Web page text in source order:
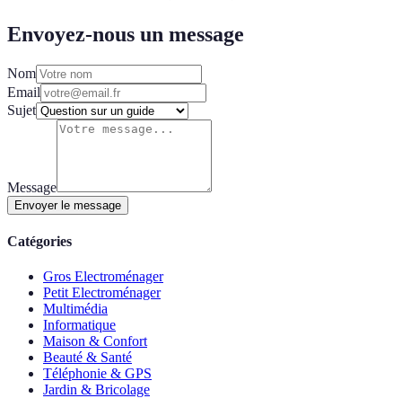
Envoyez-nous un message
Nom
Email
Sujet
Message
Envoyer le message
Catégories
Gros Electroménager
Petit Electroménager
Multimédia
Informatique
Maison & Confort
Beauté & Santé
Téléphonie & GPS
Jardin & Bricolage